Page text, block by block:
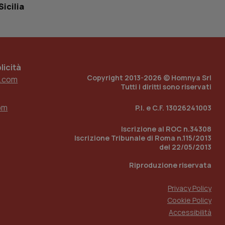
Copyright 2013-2026 © Homnya Srl
Tutti i diritti sono riservati
P.I. e C.F. 13026241003
Iscrizione al ROC n.34308
Iscrizione Tribunale di Roma n.115/2013
del 22/05/2013
Riproduzione riservata
Privacy Policy
Cookie Policy
Accessibilità
di accesso per
per mantenere
traccia
incorporati
del sito web sta
di